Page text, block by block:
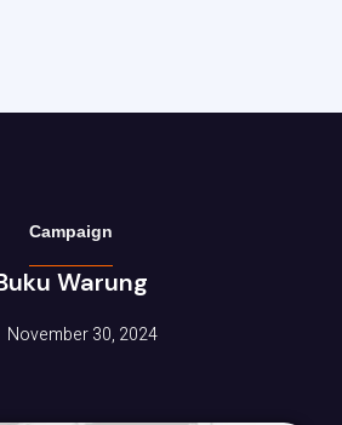
Campaign
Warung
November 30, 2024